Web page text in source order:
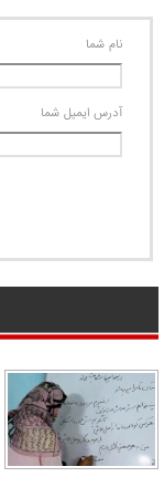
نام شما
آدرس ايميل شما